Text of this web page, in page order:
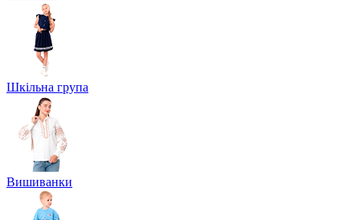
Шкільна група
Вишиванки